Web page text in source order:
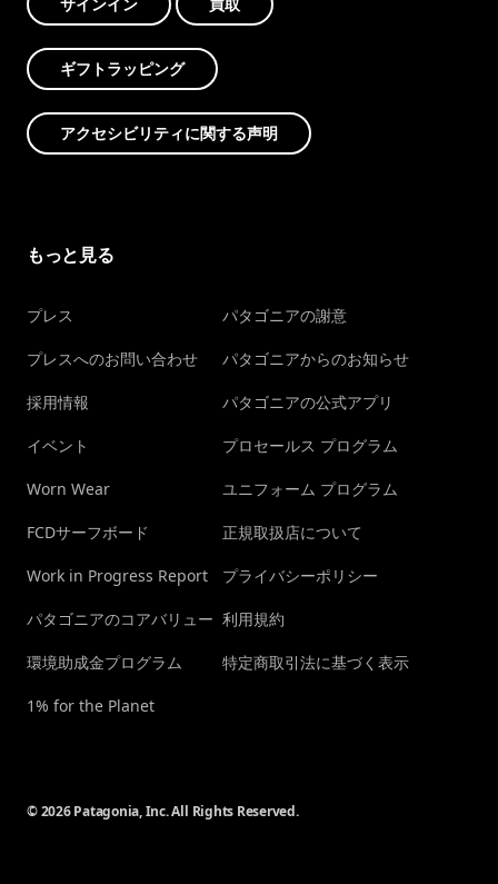
ギフトラッピング
アクセシビリティに関する声明
もっと見る
プレス
プレスへのお問い合わせ
採用情報
イベント
Worn Wear
FCDサーフボード
Work in Progress Report
パタゴニアのコアバリュー
環境助成金プログラム
1% for the Planet
パタゴニアの謝意
パタゴニアからのお知らせ
パタゴニアの公式アプリ
プロセールス プログラム
ユニフォーム プログラム
正規取扱店について
プライバシーポリシー
利用規約
特定商取引法に基づく表示
© 2026 Patagonia, Inc. All Rights Reserved.